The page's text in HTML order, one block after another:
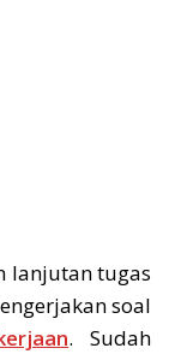
lanjutan tugas
soal
. Sudah